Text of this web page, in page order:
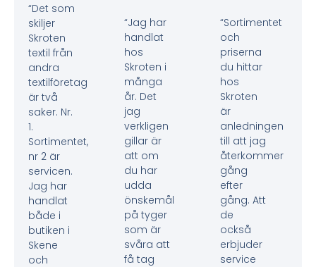
“Det som
skiljer
Skroten
textil från
andra
textilföretag
är två
saker. Nr.
1.
Sortimentet,
nr 2 är
servicen.
Jag har
handlat
både i
butiken i
Skene
och
“Jag har
handlat
hos
Skroten i
många
år. Det
jag
verkligen
gillar är
att om
du har
udda
önskemål
på tyger
som är
svåra att
få tag
“Sortimentet
och
priserna
du hittar
hos
Skroten
är
anledningen
till att jag
återkommer
gång
efter
gång. Att
de
också
erbjuder
service